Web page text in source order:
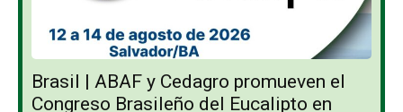
Brasil | ABAF y Cedagro promueven el
Congreso Brasileño del Eucalipto en